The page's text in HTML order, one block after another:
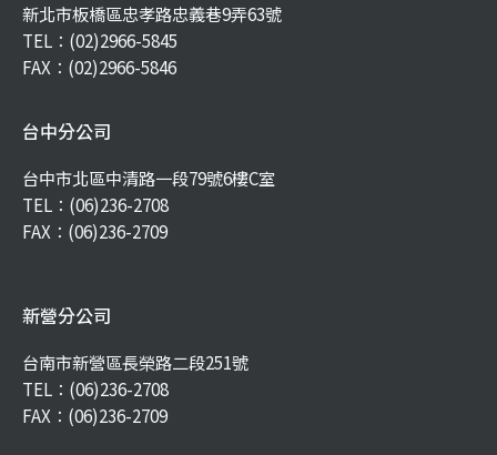
新北市板橋區忠孝路忠義巷9弄63號
TEL： (02)2966-5845
FAX：(02)2966-5846
台中分公司
台中市北區中清路一段79號6樓C室
TEL： (06)236-2708
FAX：(06)236-2709
新營分公司
台南市新營區長榮路二段251號
TEL： (06)236-2708
FAX：(06)236-2709